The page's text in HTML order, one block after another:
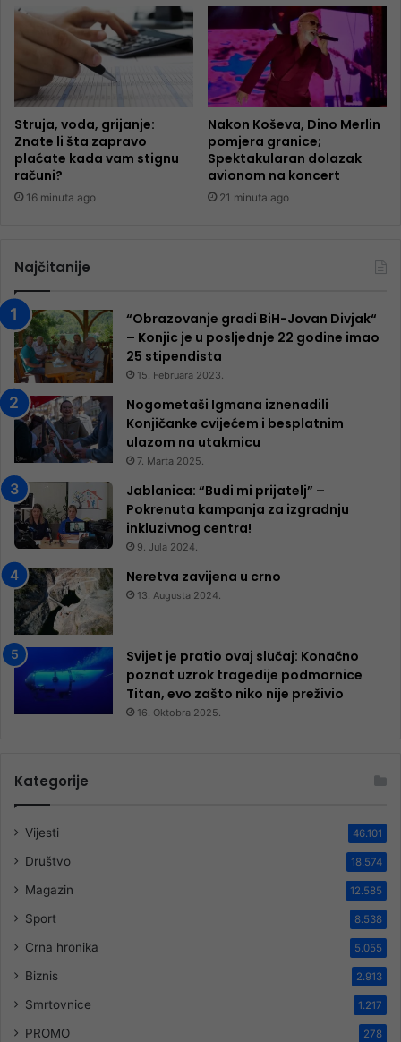
Struja, voda, grijanje:
Znate li šta zapravo
plaćate kada vam stignu
računi?
16 minuta ago
Nakon Koševa, Dino Merlin
pomjera granice;
Spektakularan dolazak
avionom na koncert
21 minuta ago
Najčitanije
“Obrazovanje gradi BiH-Jovan Divjak“
– Konjic je u posljednje 22 godine imao
25 ​​stipendista
15. Februara 2023.
Nogometaši Igmana iznenadili
Konjičanke cvijećem i besplatnim
ulazom na utakmicu
7. Marta 2025.
Jablanica: “Budi mi prijatelj” –
Pokrenuta kampanja za izgradnju
inkluzivnog centra!
9. Jula 2024.
Neretva zavijena u crno
13. Augusta 2024.
Svijet je pratio ovaj slučaj: Konačno
poznat uzrok tragedije podmornice
Titan, evo zašto niko nije preživio
16. Oktobra 2025.
Kategorije
Vijesti 46.101
Društvo 18.574
Magazin 12.585
Sport 8.538
Crna hronika 5.055
Biznis 2.913
Smrtovnice 1.217
PROMO 278